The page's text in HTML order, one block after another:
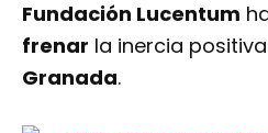
Fundación Lucentum
frenar la inercia
Granada.